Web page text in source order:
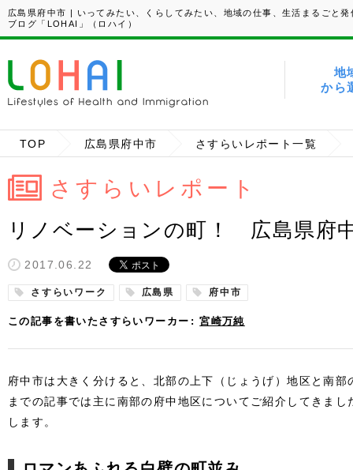
広島県府中市 | いってみたい、くらしてみたい、地域の仕事、生活まるごと発
ブログ「LOHAI」（ロハイ）
地
から
TOP 広島県府中市 さすらいレポート一覧
さすらいレポート
リノベーションの町！ 広島県府
2017.06.22
さすらいワーク 広島県 府中市
この記事を書いたさすらいワーカー 宮崎万純
府中市は大きく分けると、北部の上下（じょうげ）地区と南
までの記事では主に南部の府中地区についてご紹介してきま
します。